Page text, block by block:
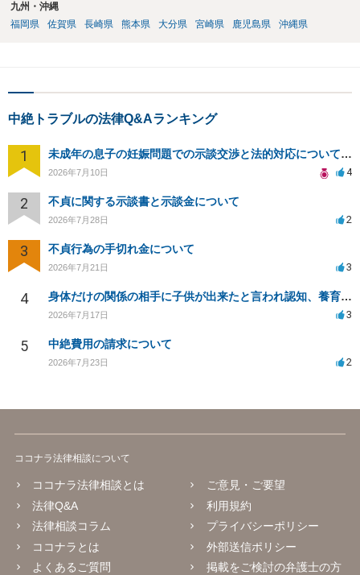
九州・沖縄
福岡県
佐賀県 長崎県 熊本県 大分県 宮崎県 鹿児島県 沖縄県
中絶トラブルの法律Q&Aランキング
1 未成年の息子の妊娠問題での示談交渉と法的対応について相談
2026年7月10日 4
2 不貞に関する示談書と示談金について
2026年7月28日 2
3 不貞行為の手切れ金について
2026年7月21日 3
4 身体だけの関係の相手に子供が出来たと言われ認知、養育費を要求されているが自身の子供か分からない
2026年7月17日 3
5 中絶費用の請求について
2026年7月23日 2
ココナラ法律相談について
ココナラ法律相談とは
法律Q&A
法律相談コラム
ココナラとは
よくあるご質問
ご意見・ご要望
利用規約
プライバシーポリシー
外部送信ポリシー
掲載をご検討の弁護士の方